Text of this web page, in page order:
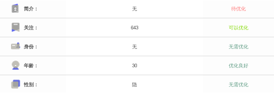
简介： 无 待优化
关注： 643 可以优化
身份： 无 无需优化
年龄： 30 优化良好
性别： 隐 无需优化